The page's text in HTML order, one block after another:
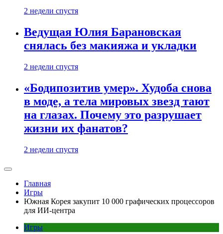
2 недели спустя
Ведущая Юлия Барановская
снялась без макияжа и укладки
2 недели спустя
«Бодипозитив умер». Худоба снова
в моде, а тела мировых звезд тают
на глазах. Почему это разрушает
жизни их фанатов?
2 недели спустя
Главная
Игры
Южная Корея закупит 10 000 графических процессоров
для ИИ-центра
Игры